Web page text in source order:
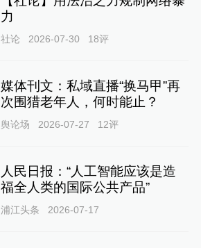
力
社论 2026-07-30 18评
媒体刊文：私域直播“换马甲”再
次围猎老年人，何时能止？
舆论场 2026-07-27 12评
人民日报：“人工智能应该是造
福全人类的国际公共产品”
浦江头条 2026-07-17